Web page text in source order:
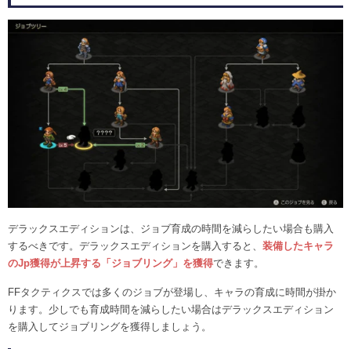
デラックスエディションは、ジョブ育成の時間を減らしたい場合も購入
するべきです。デラックスエディションを購入すると、 装備したキャラ
のJp獲得が上昇する「ジョブリング」を獲得できます。
FFタクティクスでは多くのジョブが登場し、キャラの育成に時間が掛か
ります。少しでも育成時間を減らしたい場合はデラックスエディション
を購入してジョブリングを獲得しましょう。